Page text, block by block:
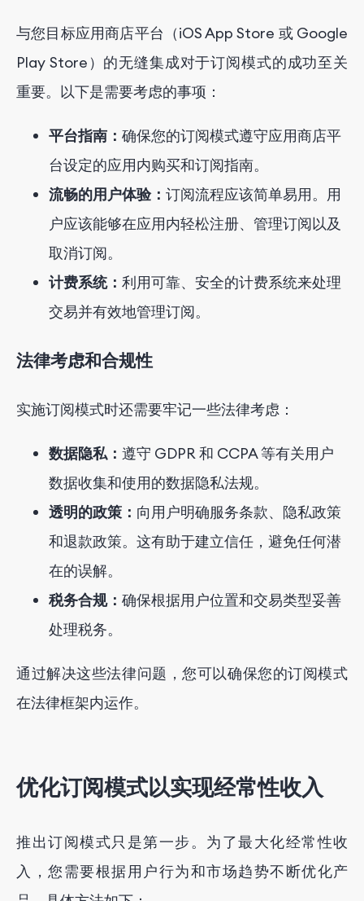
与您目标应用商店平台（iOS App Store 或 Google
Play Store）的无缝集成对于订阅模式的成功至关
重要。以下是需要考虑的事项：
平台指南： 确保您的订阅模式遵守应用商店平
台设定的应用内购买和订阅指南。
流畅的用户体验： 订阅流程应该简单易用。用
户应该能够在应用内轻松注册、管理订阅以及
取消订阅。
计费系统： 利用可靠、安全的计费系统来处理
交易并有效地管理订阅。
法律考虑和合规性
实施订阅模式时还需要牢记一些法律考虑：
数据隐私： 遵守 GDPR 和 CCPA 等有关用户
数据收集和使用的数据隐私法规。
透明的政策： 向用户明确服务条款、隐私政策
和退款政策。这有助于建立信任，避免任何潜
在的误解。
税务合规： 确保根据用户位置和交易类型妥善
处理税务。
通过解决这些法律问题，您可以确保您的订阅模式
在法律框架内运作。
优化订阅模式以实现经常性收入
推出订阅模式只是第一步。为了最大化经常性收
入，您需要根据用户行为和市场趋势不断优化产